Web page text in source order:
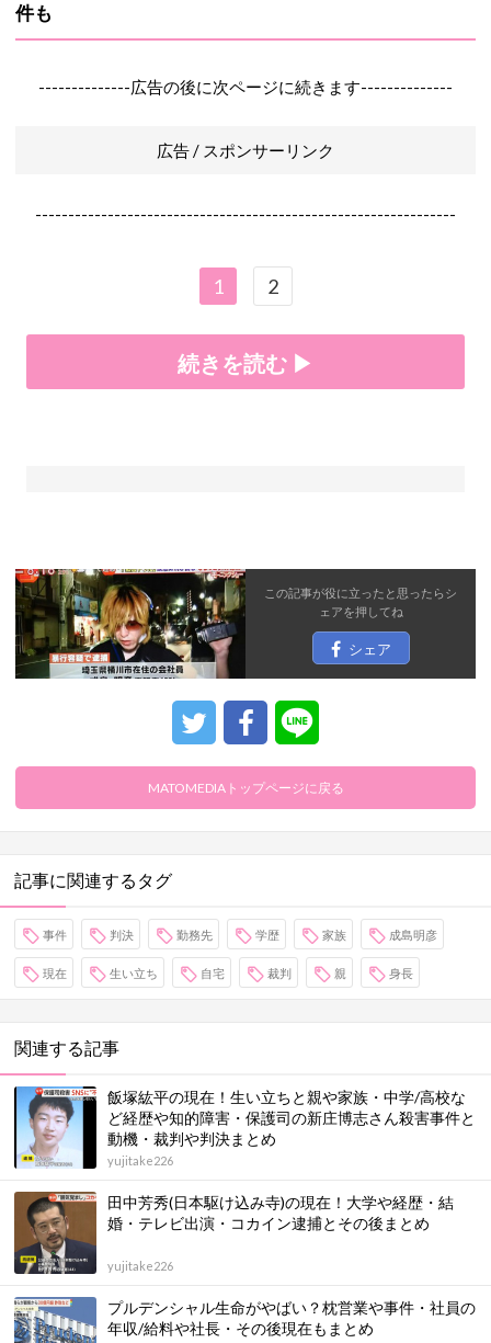
件も
--------------広告の後に次ページに続きます--------------
広告 / スポンサーリンク
----------------------------------------------------------------
1 2
続きを読む ▶
この記事が役に立ったと思ったら シ
ェアを押してね
シェア
MATOMEDIAトップページに戻る
記事に関連するタグ
事件 判決 勤務先 学歴 家族 成島明彦
現在 生い立ち 自宅 裁判 親 身長
関連する記事
飯塚紘平の現在！生い立ちと親や家族・中学/高校な
ど経歴や知的障害・保護司の新庄博志さん殺害事件と
動機・裁判や判決まとめ
yujitake226
田中芳秀(日本駆け込み寺)の現在！大学や経歴・結
婚・テレビ出演・コカイン逮捕とその後まとめ
yujitake226
プルデンシャル生命がやばい？枕営業や事件・社員の
年収/給料や社長・その後現在もまとめ